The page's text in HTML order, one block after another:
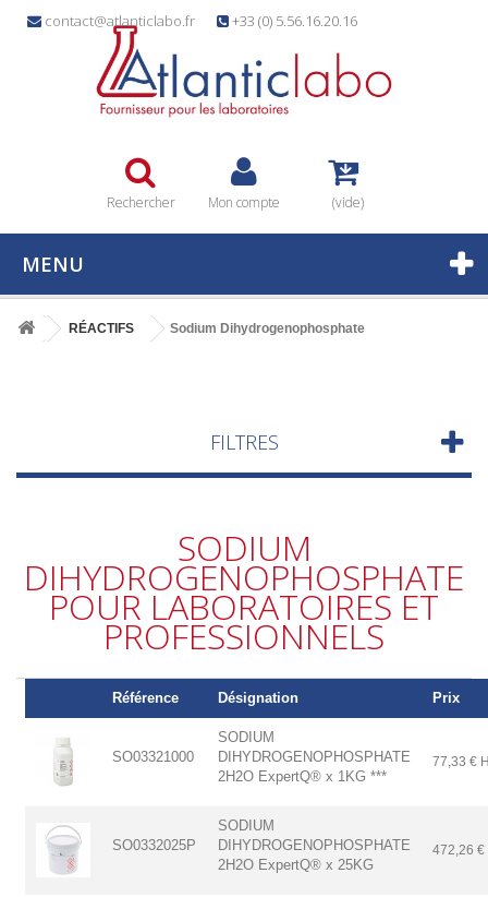
contact@atlanticlabo.fr +33 (0) 5.56.16.20.16
Rechercher Mon compte (vide)
MENU
RÉACTIFS Sodium Dihydrogenophosphate
FILTRES
SODIUM
DIHYDROGENOPHOSPHATE
POUR LABORATOIRES ET
PROFESSIONNELS
Référence Désignation Prix
SO03321000
SODIUM
DIHYDROGENOPHOSPHATE
2H2O ExpertQ® x 1KG ***
77,33 €
SO0332025P
SODIUM
DIHYDROGENOPHOSPHATE
2H2O ExpertQ® x 25KG
472,26 €